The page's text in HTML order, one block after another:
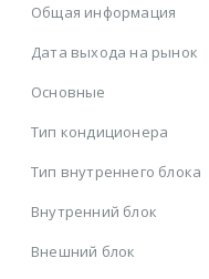
Общая информация
Дата выхода на рынок
Основные
Тип кондиционера
Тип внутреннего блока
Внутренний блок
Внешний блок